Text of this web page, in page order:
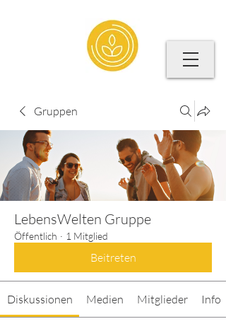
Gruppen
LebensWelten Gruppe
Öffentlich · 1 Mitglied
Beitreten
Diskussionen Medien Mitglieder Info